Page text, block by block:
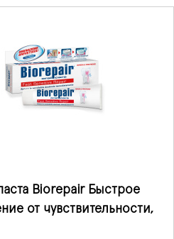
Biorepair Быстрое
от чувствительности,